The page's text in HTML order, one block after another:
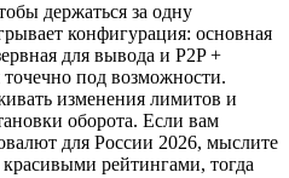
держаться за одну
конфигурация: основная
для вывода и P2P +
точечно под возможности.
изменения лимитов и
оборота. Если вам
для России 2026, мыслите
рейтингами, тогда